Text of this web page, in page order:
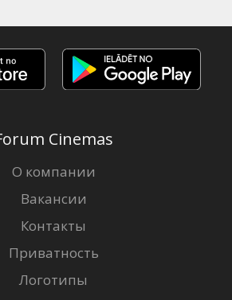
Cinemas
О компании
Вакансии
Контакты
Приватность
Логотипы